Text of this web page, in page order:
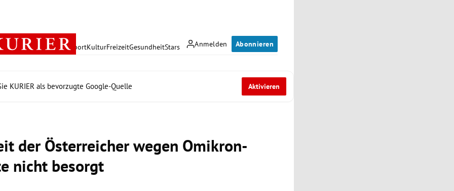
Anmelden Abonnieren
PolitikWirtschaft SportKulturFreizeitGesundheitStars
KURIER als bevorzugte Google-Quelle Aktivieren
der Österreicher wegen Omikron-
nicht besorgt